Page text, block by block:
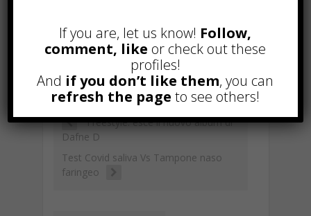
e
b
o
o
k
at
s
A
p
p
e
gr
a
m
k
e
dI
n
a
p
c
h
at
ai
l
m
ai
l
o
p
y
Li
n
k
o
n
di
vi
di
TAGGED WITH : CONDUTTRICE,
MODELLA,NOEMY FORNI
,SHOWGIRL
Freestyle: esce il nuovo album di
Dafne D
Test Covid saliva Vs Tampone naso
faringeo
If you are, let us know! Follow,
comment, like or check out these
profiles!
And if you don’t like them, you can
refresh the page to see others!